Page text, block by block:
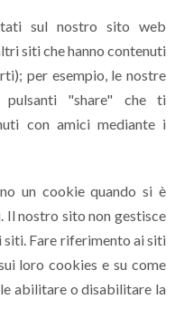
sul nostro sito web
siti che hanno contenuti
per esempio, le nostre
pulsanti "share" che ti
con amici mediante i
un cookie quando si è
Il nostro sito non gestisce
siti. Fare riferimento ai siti
loro cookies e su come
abilitare o disabilitare la